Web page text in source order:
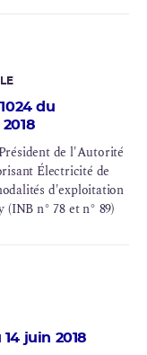
du
de l'Autorité
Électricité de
d'exploitation
n° 78 et n° 89)
14 juin 2018